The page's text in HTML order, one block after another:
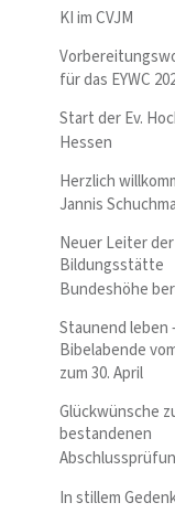
KI im CVJM
für das EYWC
Start der Ev.
Hessen
Herzlich
Jannis
Neuer Leiter der
Bildungsstätte
Bundeshöhe
Staunend leben
Bibelabende
zum 30. April
Glückwünsche
bestandenen
In stillem